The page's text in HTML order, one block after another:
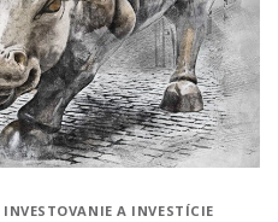
INVESTOVANIE A INVESTÍCIE